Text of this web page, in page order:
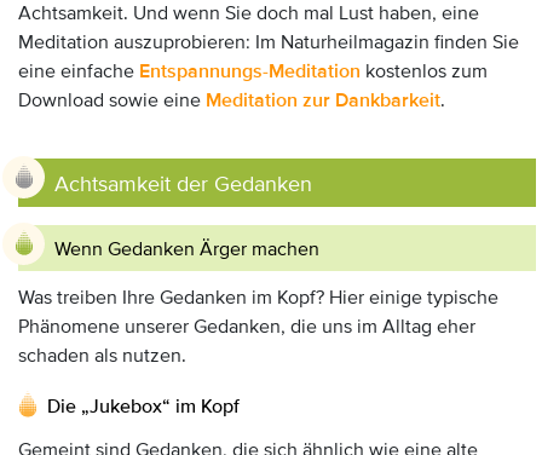
Achtsamkeit. Und wenn Sie doch mal Lust haben, eine
Meditation auszuprobieren: Im Naturheilmagazin finden Sie
eine einfache Entspannungs-Meditation kostenlos zum
Download sowie eine Meditation zur Dankbarkeit.
Achtsamkeit der Gedanken
Wenn Gedanken Ärger machen
Was treiben Ihre Gedanken im Kopf? Hier einige typische
Phänomene unserer Gedanken, die uns im Alltag eher
schaden als nutzen.
Die „Jukebox“ im Kopf
Gemeint sind Gedanken, die sich ähnlich wie eine alte